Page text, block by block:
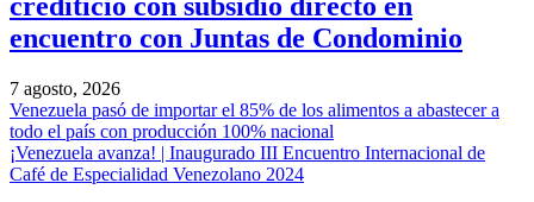
encuentro con Juntas de Condominio
7 agosto, 2026
Venezuela pasó de importar el 85% de los alimentos a abastecer a
todo el país con producción 100% nacional
¡Venezuela avanza! | Inaugurado III Encuentro Internacional de
Café de Especialidad Venezolano 2024